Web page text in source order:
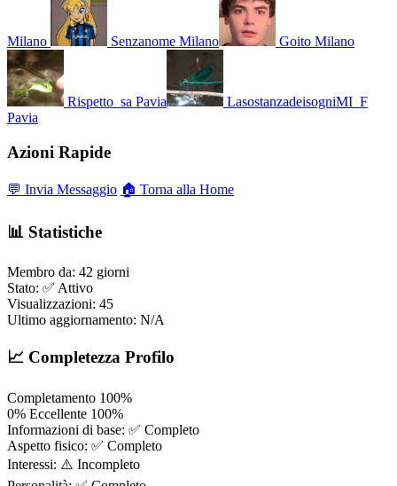
Milano Senzanome Milano Goito Milano
Rispetto_sa Pavia
LasostanzadeisogniMI_F
Pavia
Azioni Rapide
💬 Invia Messaggio 🏠 Torna alla Home
📊 Statistiche
Membro da: 42 giorni
Stato: ✅ Attivo
Visualizzazioni: 45
Ultimo aggiornamento: N/A
📈 Completezza Profilo
Completamento 100%
0% Eccellente 100%
Informazioni di base: ✅ Completo
Aspetto fisico: ✅ Completo
Interessi: ⚠️ Incompleto